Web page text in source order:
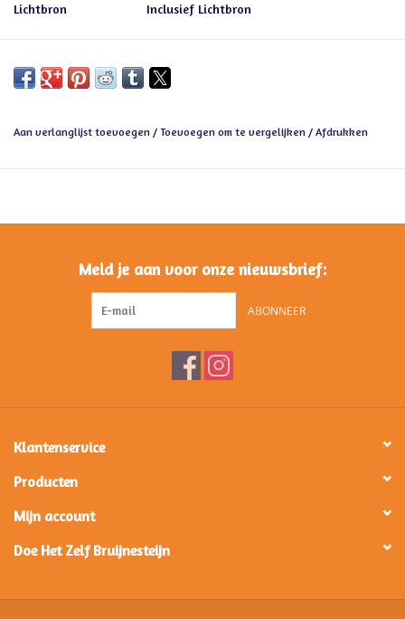
Lichtbron Inclusief Lichtbron
Aan verlanglijst toevoegen / Toevoegen om te vergelijken / Afdrukken
Meld je aan voor onze nieuwsbrief:
ABONNEER
Klantenservice
Producten
Mijn account
Doe Het Zelf Bruijnesteijn